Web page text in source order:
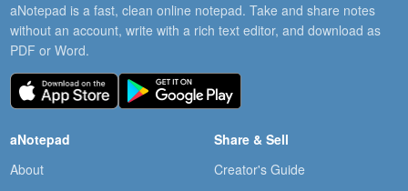
aNotepad is a fast, clean online notepad. Take and share notes
without an account, write with a rich text editor, and download as
PDF or Word.
aNotepad
About
Share & Sell
Creator's Guide